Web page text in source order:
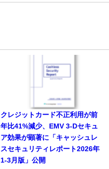
クレジットカード不正利用が前
年比41%減少、EMV 3-Dセキュ
ア効果が顕著に「キャッシュレ
スセキュリティレポート2026年
1-3月版」公開